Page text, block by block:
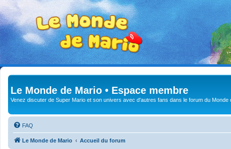
Le Monde de Mario • Espace membre
Venez discuter de Super Mario et son univers avec d'autres fans dans le forum du Monde
FAQ
Le Monde de Mario Accueil du forum